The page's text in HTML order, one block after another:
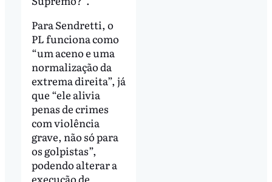
Para Sendretti, o
PL funciona como
“um aceno e uma
normalização da
extrema direita”, já
que “ele alivia
penas de crimes
com violência
grave, não só para
os golpistas”,
podendo alterar a
execução de